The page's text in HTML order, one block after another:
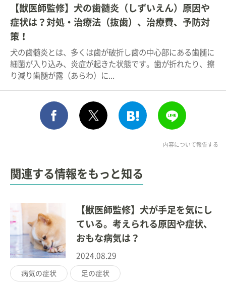
【獣医師監修】犬の歯髄炎（しずいえん）原因や
症状は？対処・治療法（抜歯）、治療費、予防対
策！
犬の歯髄炎とは、多くは歯が破折し歯の中心部にある歯髄に
細菌が入り込み、炎症が起きた状態です。歯が折れたり、擦
り減り歯髄が露（あらわ）に...
シェア このエントリーをはて
内容について報告する
関連する情報をもっと知る
【獣医師監修】犬が手足を気にし
ている。考えられる原因や症状、
おもな病気は？
2024.08.29
病気の症状 足の症状